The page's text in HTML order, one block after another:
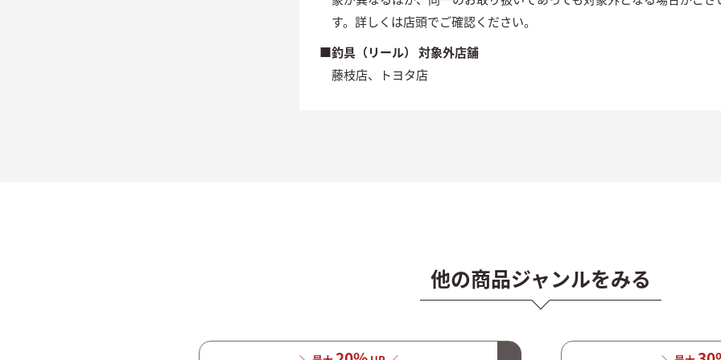
す。詳しくは店頭でご確認ください。
■釣具（リール） 対象外店舗
藤枝店、トヨタ店
他の商品ジャンルをみる